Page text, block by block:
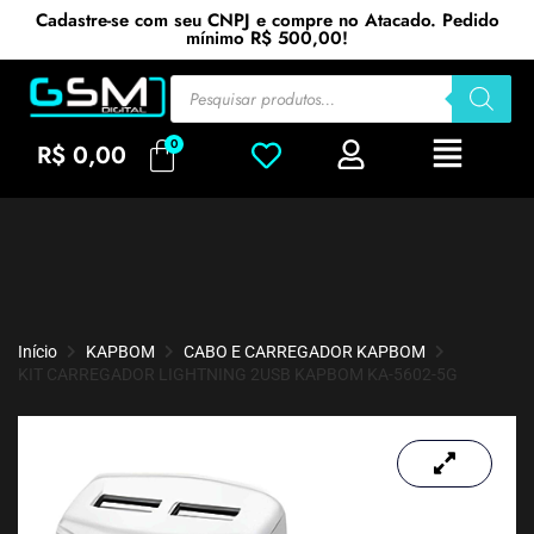
Cadastre-se com seu CNPJ e compre no Atacado. Pedido
mínimo R$ 500,00!
R$ 0,00
Início KAPBOM
CABO E CARREGADOR KAPBOM
KIT CARREGADOR LIGHTNING 2USB KAPBOM KA-5602-5G